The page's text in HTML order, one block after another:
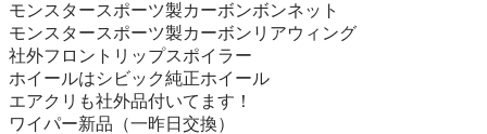
モンスタースポーツ製カーボンボンネット
モンスタースポーツ製カーボンリアウィング
社外フロントリップスポイラー
ホイールはシビック純正ホイール
エアクリも社外品付いてます！
ワイパー新品（一昨日交換）